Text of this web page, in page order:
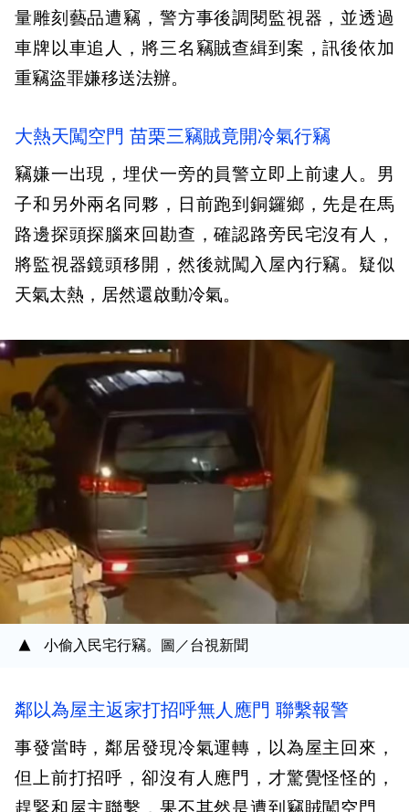
量雕刻藝品遭竊，警方事後調閱監視器，並透過
車牌以車追人，將三名竊賊查緝到案，訊後依加
重竊盜罪嫌移送法辦。
大熱天闖空門 苗栗三竊賊竟開冷氣行竊
竊嫌一出現，埋伏一旁的員警立即上前逮人。男
子和另外兩名同夥，日前跑到銅鑼鄉，先是在馬
路邊探頭探腦來回勘查，確認路旁民宅沒有人，
將監視器鏡頭移開，然後就闖入屋內行竊。疑似
天氣太熱，居然還啟動冷氣。
小偷入民宅行竊。圖／台視新聞
鄰以為屋主返家打招呼無人應門 聯繫報警
事發當時，鄰居發現冷氣運轉，以為屋主回來，
但上前打招呼，卻沒有人應門，才驚覺怪怪的，